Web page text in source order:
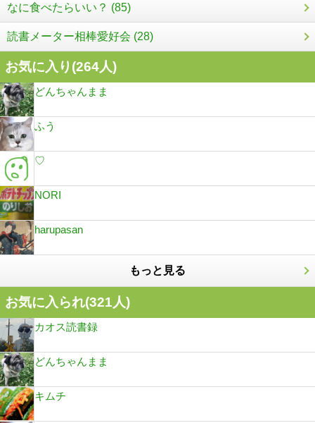
なに食べたらいい？ (85)
読書メーター相棒愛好会 (28)
お気に入り(264人)
どんちゃんまま
ふう
♡
NORI
harupasan
もっと見る
お気に入られ(321人)
カオス読書録
どんちゃんまま
キムチ